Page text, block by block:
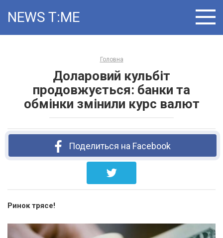
NEWS T:ME
Головна
Доларовий кульбіт
продовжується: банки та
обмінки змінили курс валют
Поделиться на Facebook
Ринок трясе!